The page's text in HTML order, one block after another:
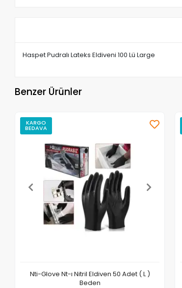
Haspet Pudralı Lateks Eldiveni 100 Lü Large
Benzer Ürünler
KARGO
BEDAVA
Nti-Glove Nt-ı Nitril Eldiven 50 Adet ( L )
Beden